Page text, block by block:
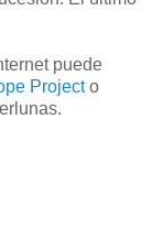
puede
Projecto